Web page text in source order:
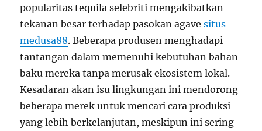
popularitas tequila selebriti mengakibatkan
tekanan besar terhadap pasokan agavesitus
medusa88. Beberapa produsen menghadapi
tantangan dalam memenuhi kebutuhan bahan
baku mereka tanpa merusak ekosistem lokal.
Kesadaran akan isu lingkungan ini mendorong
beberapa merek untuk mencari cara produksi
yang lebih berkelanjutan, meskipun ini sering